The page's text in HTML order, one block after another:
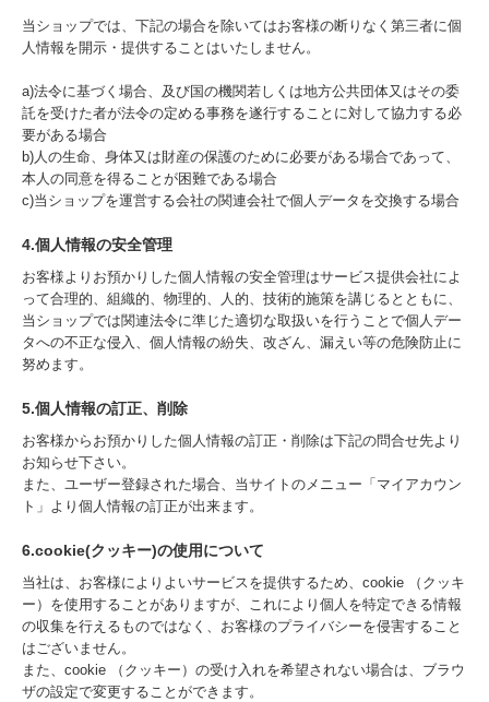
当ショップでは、下記の場合を除いてはお客様の断りなく第三者に個
人情報を開示・提供することはいたしません。
a)法令に基づく場合、及び国の機関若しくは地方公共団体又はその委
託を受けた者が法令の定める事務を遂行することに対して協力する必
要がある場合
b)人の生命、身体又は財産の保護のために必要がある場合であって、
本人の同意を得ることが困難である場合
c)当ショップを運営する会社の関連会社で個人データを交換する場合
4.個人情報の安全管理
お客様よりお預かりした個人情報の安全管理はサービス提供会社によ
って合理的、組織的、物理的、人的、技術的施策を講じるとともに、
当ショップでは関連法令に準じた適切な取扱いを行うことで個人デー
タへの不正な侵入、個人情報の紛失、改ざん、漏えい等の危険防止に
努めます。
5.個人情報の訂正、削除
お客様からお預かりした個人情報の訂正・削除は下記の問合せ先より
お知らせ下さい。
また、ユーザー登録された場合、当サイトのメニュー「マイアカウン
ト」より個人情報の訂正が出来ます。
6.cookie(クッキー)の使用について
当社は、お客様によりよいサービスを提供するため、cookie （クッキ
ー）を使用することがありますが、これにより個人を特定できる情報
の収集を行えるものではなく、お客様のプライバシーを侵害すること
はございません。
また、cookie （クッキー）の受け入れを希望されない場合は、ブラウ
ザの設定で変更することができます。